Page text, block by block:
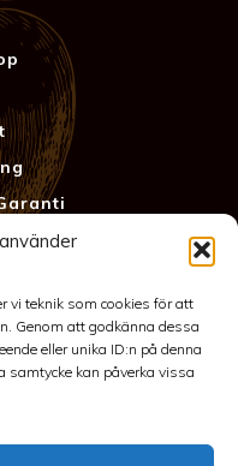
vi teknik som cookies för att
Genom att godkänna dessa
eller unika ID:n på denna
samtycke kan påverka vissa